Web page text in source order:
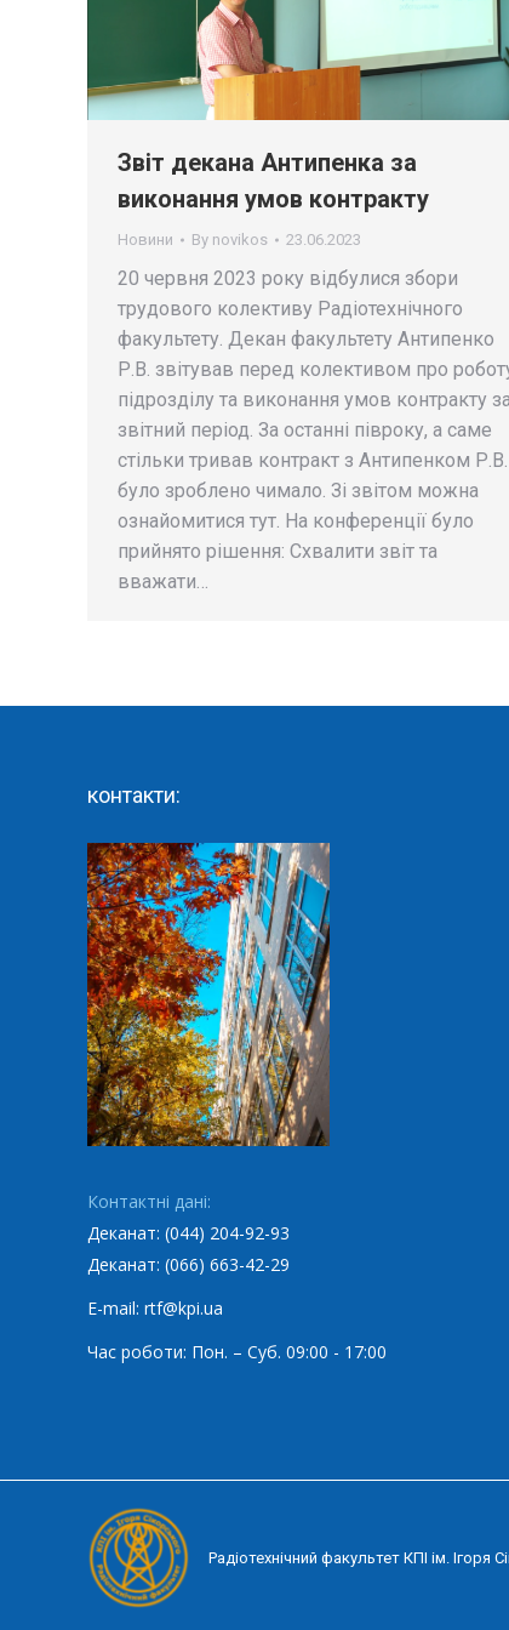
Звіт декана Антипенка за
виконання умов контракту
Новини By novikos 23.06.2023
20 червня 2023 року відбулися збори
трудового колективу Радіотехнічного
факультету. Декан факультету Антипенко
Р.В. звітував перед колективом про
підрозділу та виконання умов контракту
звітний період. За останні півроку, а саме
стільки тривав контракт з Антипенком Р.В.
було зроблено чимало. Зі звітом можна
ознайомитися тут. На конференції було
прийнято рішення: Схвалити звіт та
вважати…
контакти:
Контактні дані:
Деканат: (044) 204-92-93
Деканат: (066) 663-42-29
E-mail: rtf@kpi.ua
Час роботи: Пон. – Суб. 09:00 - 17:00
Радіотехнічний факультет КПІ ім. Ігоря